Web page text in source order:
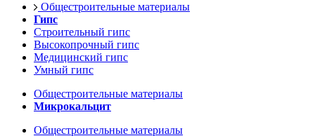
Общестроительные материалы
Гипс
Строительный гипс
Высокопрочный гипс
Медицинский гипс
Умный гипс
Общестроительные материалы
Микрокальцит
Общестроительные материалы